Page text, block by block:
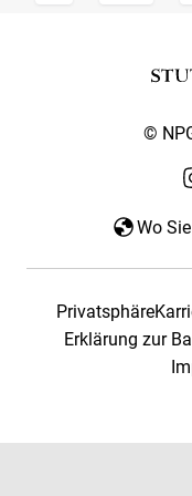
©
Wo
Privatsphäre
Erklärung zur